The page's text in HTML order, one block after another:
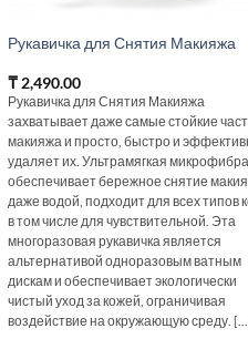
Рукавичка для Снятия Макияжа
₸ 2,490.00
Рукавичка для Снятия Макияжа
захватывает даже самые стойкие
макияжа и просто, быстро и
удаляет их. Ультрамягкая микрофибра
обеспечивает бережное снятие
даже водой, подходит для всех типов
в том числе для чувствительной. Эта
многоразовая рукавичка является
альтернативой одноразовым ватным
дискам и обеспечивает экологически
чистый уход за кожей, ограничивая
воздействие на окружающую среду.